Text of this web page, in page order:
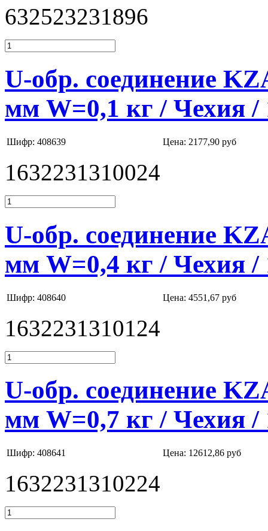
632523231896
U-обр. соединение
мм W=0,1 кг / Чехия /
Шифр: 408639 Цена: 2177,90 руб
1632231310024
U-обр. соединение
мм W=0,4 кг / Чехия /
Шифр: 408640 Цена: 4551,67 руб
1632231310124
U-обр. соединение
мм W=0,7 кг / Чехия /
Шифр: 408641 Цена: 12612,86 руб
1632231310224